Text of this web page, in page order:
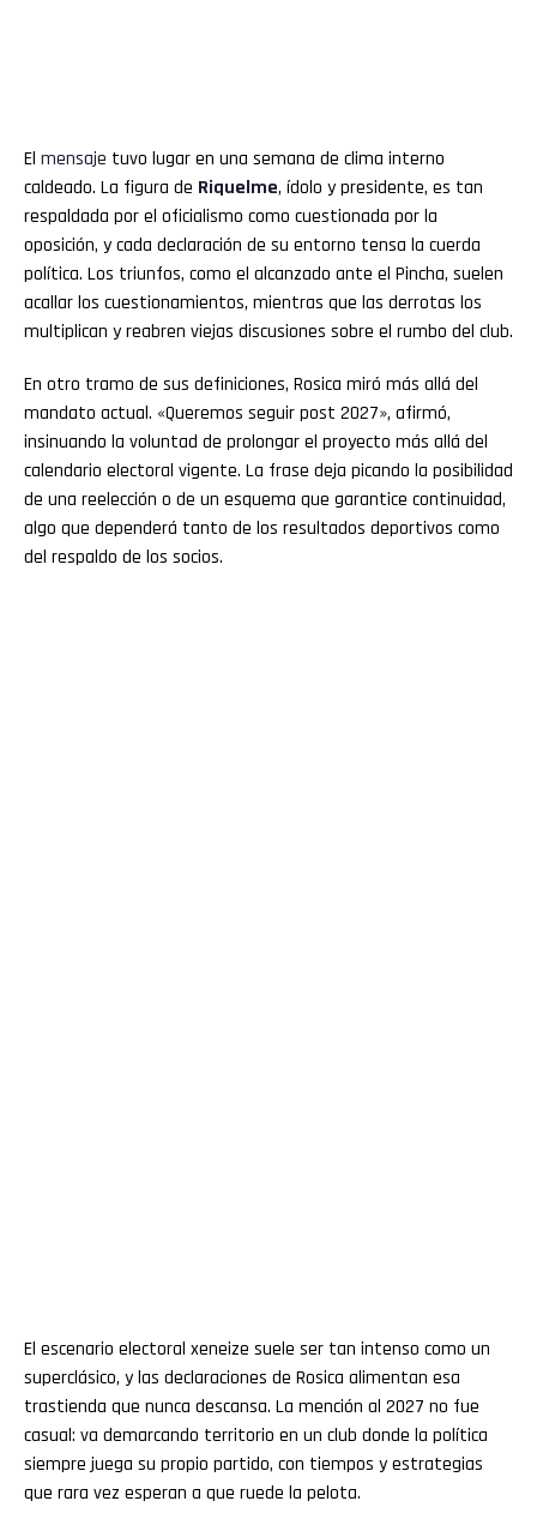
El mensaje tuvo lugar en una semana de clima interno
caldeado. La figura de Riquelme, ídolo y presidente, es tan
respaldada por el oficialismo como cuestionada por la
oposición, y cada declaración de su entorno tensa la cuerda
política. Los triunfos, como el alcanzado ante el Pincha, suelen
acallar los cuestionamientos, mientras que las derrotas los
multiplican y reabren viejas discusiones sobre el rumbo del club.
En otro tramo de sus definiciones, Rosica miró más allá del
mandato actual. «Queremos seguir post 2027», afirmó,
insinuando la voluntad de prolongar el proyecto más allá del
calendario electoral vigente. La frase deja picando la posibilidad
de una reelección o de un esquema que garantice continuidad,
algo que dependerá tanto de los resultados deportivos como
del respaldo de los socios.
El escenario electoral xeneize suele ser tan intenso como un
superclásico, y las declaraciones de Rosica alimentan esa
trastienda que nunca descansa. La mención al 2027 no fue
casual: va demarcando territorio en un club donde la política
siempre juega su propio partido, con tiempos y estrategias
que rara vez esperan a que ruede la pelota.